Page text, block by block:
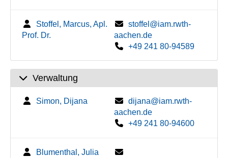
Stoffel, Marcus, Apl.
Prof. Dr.
stoffel@iam.rwth-
aachen.de
+49 241 80-94589
Verwaltung
Simon, Dijana
dijana@iam.rwth-
aachen.de
+49 241 80-94600
Blumenthal, Julia